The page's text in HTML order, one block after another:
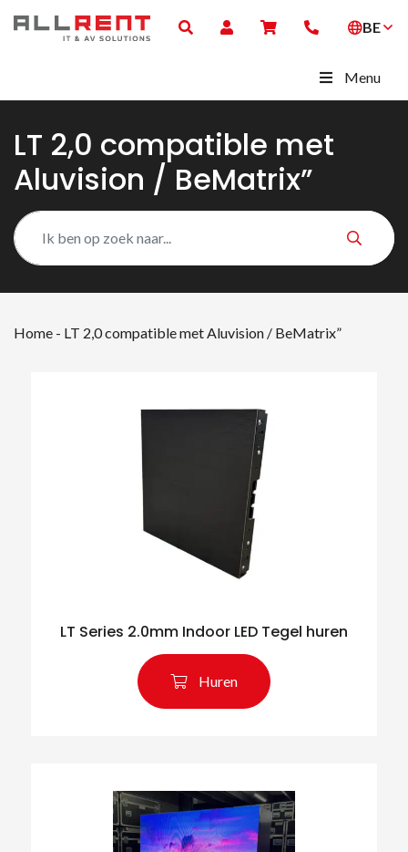
BE
Menu
LT 2,0 compatible met
Aluvision / BeMatrix”
Home - LT 2,0 compatible met Aluvision / BeMatrix”
LT Series 2.0mm Indoor LED Tegel huren
Huren